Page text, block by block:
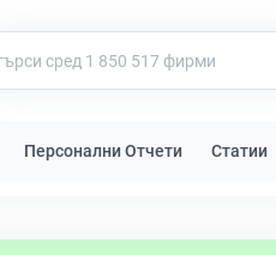
Персонални Отчети Статии